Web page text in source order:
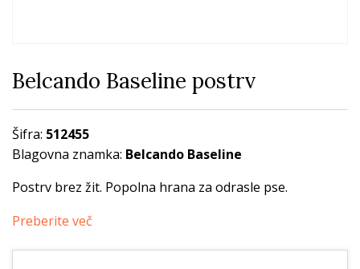
Belcando Baseline postrv
Šifra: 512455
Blagovna znamka: Belcando Baseline
Postrv brez žit. Popolna hrana za odrasle pse.
Preberite več